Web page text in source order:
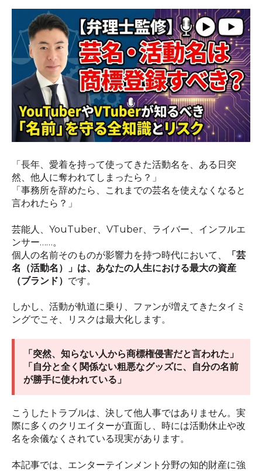
「長年、愛着を持って使ってきた活動名を、ある日突
然、他人に奪われてしまったら？」
「事務所を辞めたら、これまでの芸名を使えなくなると
言われたら？」
芸能人、YouTuber、VTuber、ライバー、インフルエ
ンサー……。
個人の名前そのものが影響力を持つ時代において、
「芸
名（活動名）」は、あなたの人生における最大の資産
（ブランド） です。
しかし、活動が軌道に乗り、ファンが増えてきたタイミ
ングでこそ、リスクは最大化します。
「突然、知らない人から商標権侵害だと言われた」
「自分と全く関係ない粗悪なグッズに、自分の名前
が勝手に使われている」
こうしたトラブルは、決して他人事ではありません。実
際に多くのクリエイターが直面し、時には活動休止や改
名を余儀なくされている現実があります。
本記事では、エンターテインメント分野の知的財産に強